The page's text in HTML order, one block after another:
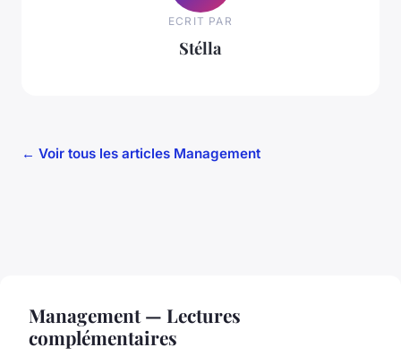
ECRIT PAR
Stélla
← Voir tous les articles Management
Management — Lectures
complémentaires